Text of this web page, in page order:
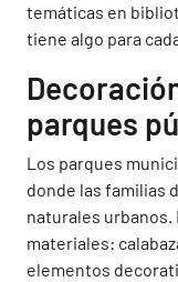
temáticas en
tiene algo para
parques
Los parques
donde las familias
naturales
materiales:
elementos